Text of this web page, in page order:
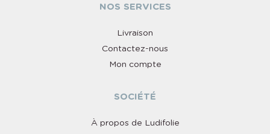
NOS SERVICES
Livraison
Contactez-nous
Mon compte
SOCIÉTÉ
À propos de Ludifolie